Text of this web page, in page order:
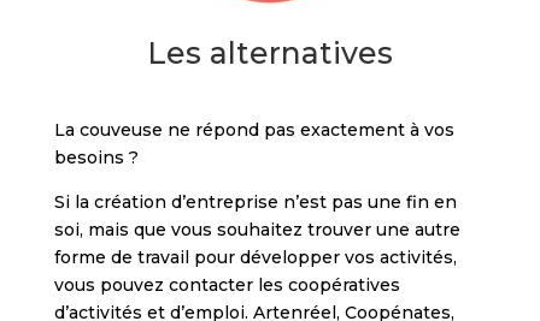
Les alternatives
La couveuse ne répond pas exactement à vos
besoins ?
Si la création d’entreprise n’est pas une fin en
soi, mais que vous souhaitez trouver une autre
forme de travail pour développer vos activités,
vous pouvez contacter les coopératives
d’activités et d’emploi. Artenréel, Coopénates,